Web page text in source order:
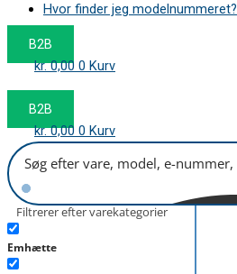
Tørretumbler
Tilbehør/Plejemidler
Hvor finder jeg modelnummeret?
B2B
kr.0,00 0 Kurv
B2B
kr.0,00 0 Kurv
Filtrerer efter varekategorier
Emhætte